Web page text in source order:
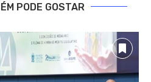
PODE GOSTAR